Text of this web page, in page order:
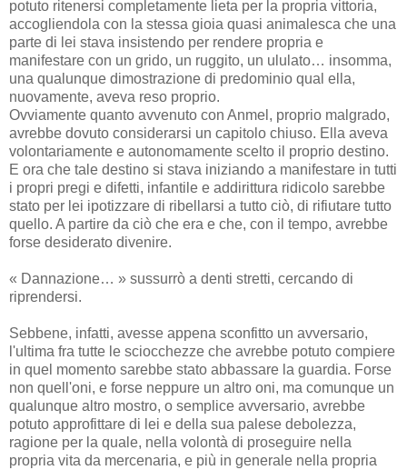
potuto ritenersi completamente lieta per la propria vittoria,
accogliendola con la stessa gioia quasi animalesca che una
parte di lei stava insistendo per rendere propria e
manifestare con un grido, un ruggito, un ululato… insomma,
una qualunque dimostrazione di predominio qual ella,
nuovamente, aveva reso proprio.
Ovviamente quanto avvenuto con Anmel, proprio malgrado,
avrebbe dovuto considerarsi un capitolo chiuso. Ella aveva
volontariamente e autonomamente scelto il proprio destino.
E ora che tale destino si stava iniziando a manifestare in tutti
i propri pregi e difetti, infantile e addirittura ridicolo sarebbe
stato per lei ipotizzare di ribellarsi a tutto ciò, di rifiutare tutto
quello. A partire da ciò che era e che, con il tempo, avrebbe
forse desiderato divenire.
« Dannazione… » sussurrò a denti stretti, cercando di
riprendersi.
Sebbene, infatti, avesse appena sconfitto un avversario,
l'ultima fra tutte le sciocchezze che avrebbe potuto compiere
in quel momento sarebbe stato abbassare la guardia. Forse
non quell'oni, e forse neppure un altro oni, ma comunque un
qualunque altro mostro, o semplice avversario, avrebbe
potuto approfittare di lei e della sua palese debolezza,
ragione per la quale, nella volontà di proseguire nella
propria vita da mercenaria, e più in generale nella propria